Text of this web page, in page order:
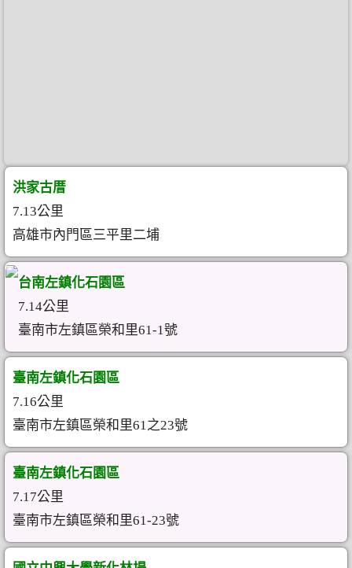
洪家古厝
7.13公里
高雄市內門區三平里二埔
台南左鎮化石園區
7.14公里
臺南市左鎮區榮和里61-1號
臺南左鎮化石園區
7.16公里
臺南市左鎮區榮和里61之23號
臺南左鎮化石園區
7.17公里
臺南市左鎮區榮和里61-23號